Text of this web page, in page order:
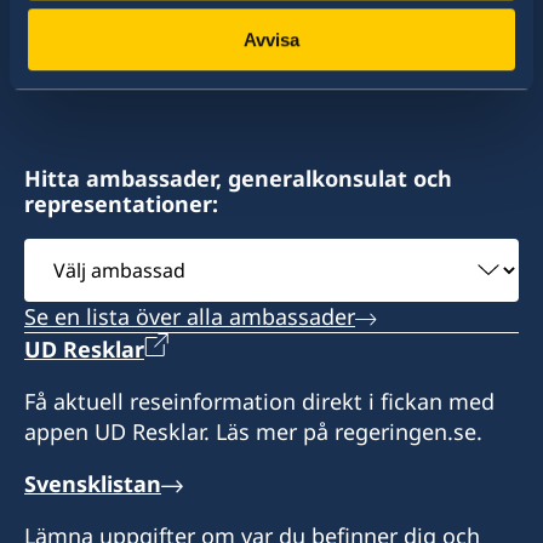
Avvisa
av dessa stater har Sverige ambassader och
konsulat. Sveriges utrikesrepresentation består
av drygt 100 utlandsmyndigheter.
Hitta ambassader, generalkonsulat och
representationer:
Välj
ambassad
Se en lista över alla ambassader
UD Resklar
Få aktuell reseinformation direkt i fickan med
appen UD Resklar. Läs mer på regeringen.se.
Svensklistan
Lämna uppgifter om var du befinner dig och